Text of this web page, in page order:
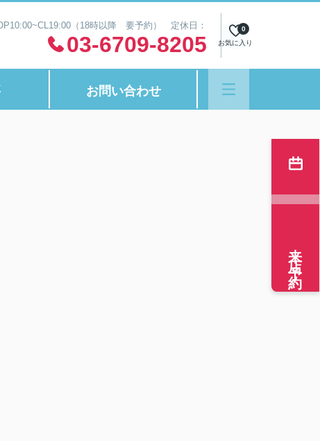
（18時以降 要予約） 定休日：
03-6709-8205 お気に入り
0
お問い合わせ
来店予約